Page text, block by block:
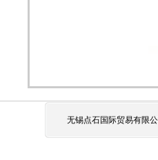
无锡点石国际贸易有限